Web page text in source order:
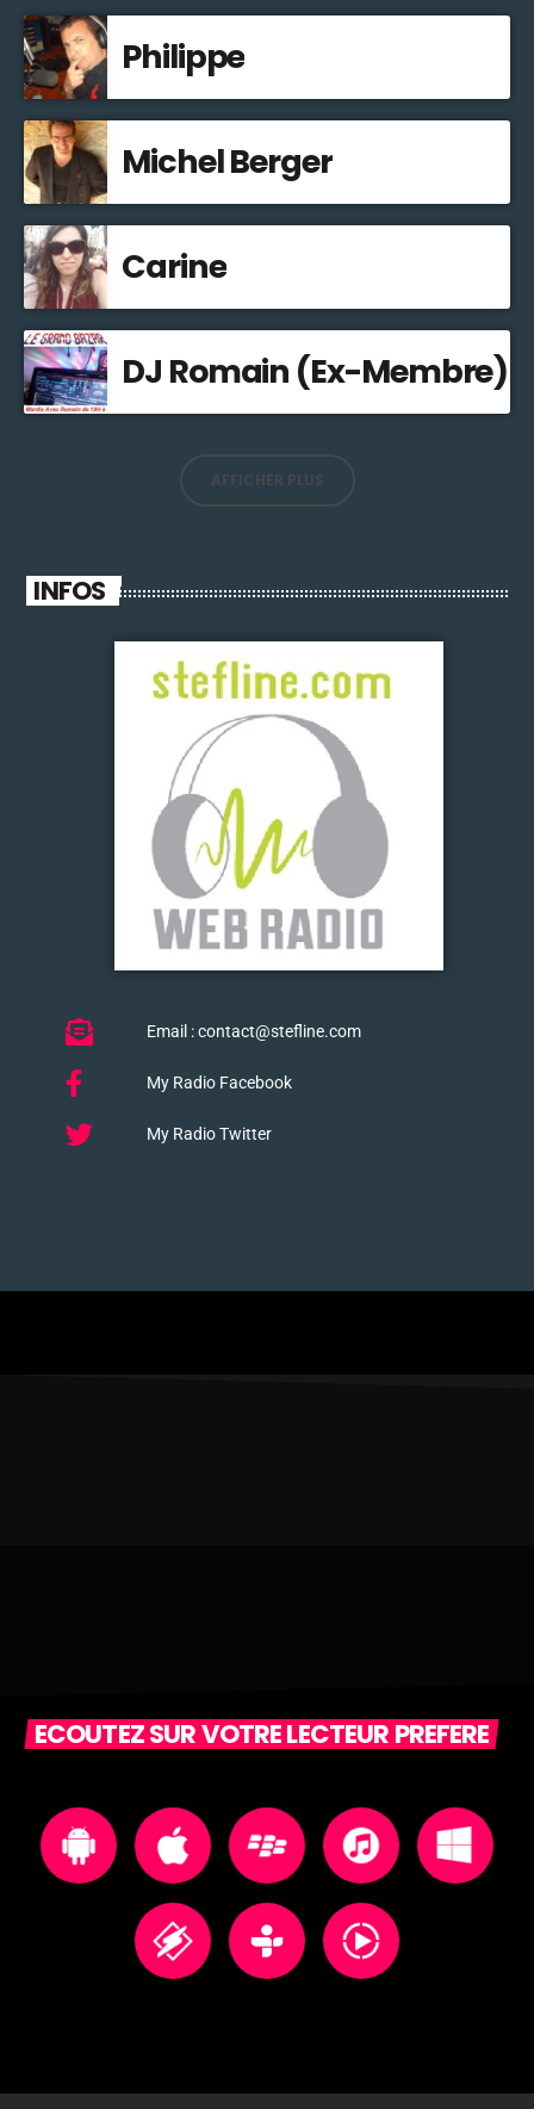
Philippe
Michel Berger
Carine
DJ Romain (Ex-Membre)
AFFICHER PLUS
INFOS
Email : contact@stefline.com
My Radio Facebook
My Radio Twitter
ECOUTEZ SUR VOTRE LECTEUR PREFERE